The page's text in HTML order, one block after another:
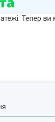
Тепер